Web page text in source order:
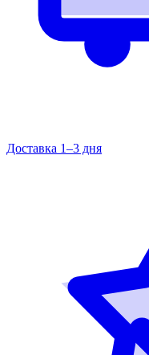
Доставка 1–3 дня